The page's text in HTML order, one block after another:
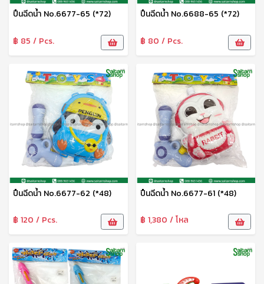
ปืนฉีดน้ำ No.6677-65 (*72)
฿ 85 / Pcs.
ปืนฉีดน้ำ No.6688-65 (*72)
฿ 80 / Pcs.
ปืนฉีดน้ำ No.6677-62 (*48)
฿ 120 / Pcs.
ปืนฉีดน้ำ No.6677-61 (*48)
฿ 1,380 / โหล